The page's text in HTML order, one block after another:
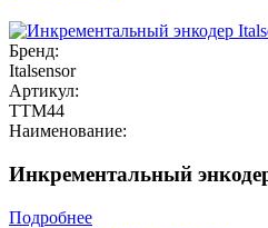
Бренд:
Italsensor
Артикул:
TTM44
Наименование:
Инкрементальный
Подробнее